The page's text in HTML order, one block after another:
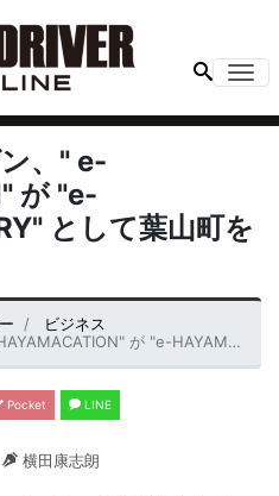
、" e-
が "e-
として葉山町を
ビジネス
が "e-HAYAMADELIVERY" として葉山町を応援
Pocket LINE
横田康志朗